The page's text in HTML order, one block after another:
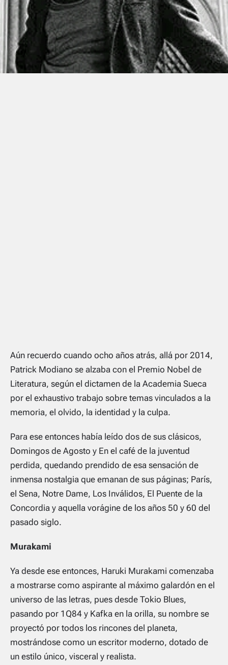
Aún recuerdo cuando ocho años atrás, allá por 2014,
Patrick Modiano se alzaba con el Premio Nobel de
Literatura, según el dictamen de la Academia Sueca
por el exhaustivo trabajo sobre temas vinculados a la
memoria, el olvido, la identidad y la culpa.
Para ese entonces había leído dos de sus clásicos,
Domingos de Agosto y En el café de la juventud
perdida, quedando prendido de esa sensación de
inmensa nostalgia que emanan de sus páginas; París,
el Sena, Notre Dame, Los Inválidos, El Puente de la
Concordia y aquella vorágine de los años 50 y 60 del
pasado siglo.
Murakami
Ya desde ese entonces, Haruki Murakami comenzaba
a mostrarse como aspirante al máximo galardón en el
universo de las letras, pues desde Tokio Blues,
pasando por 1Q84 y Kafka en la orilla, su nombre se
proyectó por todos los rincones del planeta,
mostrándose como un escritor moderno, dotado de
un estilo único, visceral y realista.